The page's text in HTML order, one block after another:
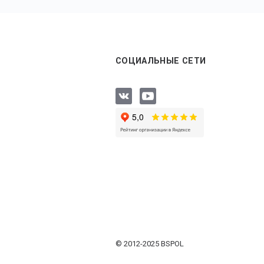
© 2012-2025 BSPOL
СОЦИАЛЬНЫЕ СЕТИ